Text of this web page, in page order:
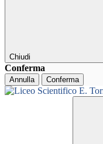
Chiudi
Conferma
Annulla Conferma